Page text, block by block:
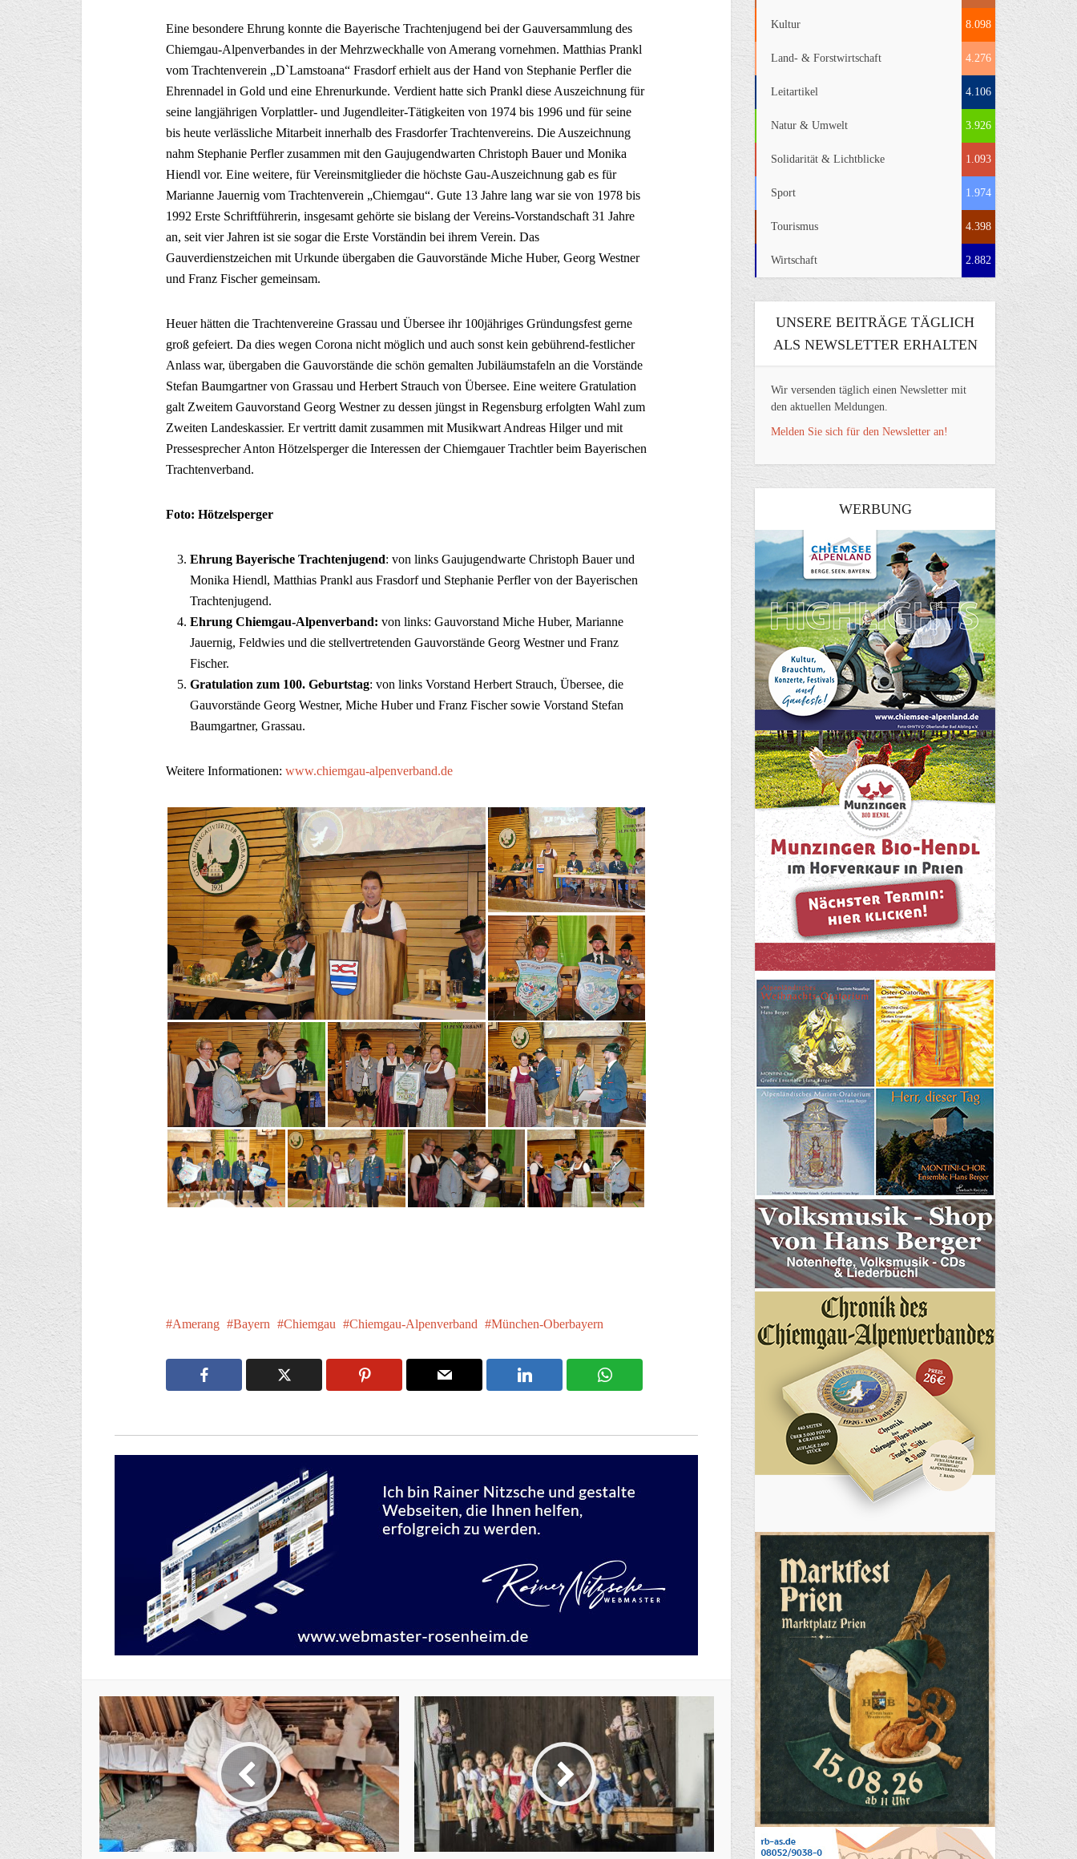
Eine besondere Ehrung konnte die Bayerische Trachtenjugend bei der Gauversammlung des
Chiemgau-Alpenverbandes in der Mehrzweckhalle von Amerang vornehmen. Matthias Prankl
vom Trachtenverein „D`Lamstoana“ Frasdorf erhielt aus der Hand von Stephanie Perfler die
Ehrennadel in Gold und eine Ehrenurkunde. Verdient hatte sich Prankl diese Auszeichnung für
seine langjährigen Vorplattler- und Jugendleiter-Tätigkeiten von 1974 bis 1996 und für seine
bis heute verlässliche Mitarbeit innerhalb des Frasdorfer Trachtenvereins. Die Auszeichnung
nahm Stephanie Perfler zusammen mit den Gaujugendwarten Christoph Bauer und Monika
Hiendl vor. Eine weitere, für Vereinsmitglieder die höchste Gau-Auszeichnung gab es für
Marianne Jauernig vom Trachtenverein „Chiemgau“. Gute 13 Jahre lang war sie von 1978 bis
1992 Erste Schriftführerin, insgesamt gehörte sie bislang der Vereins-Vorstandschaft 31 Jahre
an, seit vier Jahren ist sie sogar die Erste Vorständin bei ihrem Verein. Das
Gauverdienstzeichen mit Urkunde übergaben die Gauvorstände Miche Huber, Georg Westner
und Franz Fischer gemeinsam.
Heuer hätten die Trachtenvereine Grassau und Übersee ihr 100jähriges Gründungsfest gerne
groß gefeiert. Da dies wegen Corona nicht möglich und auch sonst kein gebührend-festlicher
Anlass war, übergaben die Gauvorstände die schön gemalten Jubiläumstafeln an die Vorstände
Stefan Baumgartner von Grassau und Herbert Strauch von Übersee. Eine weitere Gratulation
galt Zweitem Gauvorstand Georg Westner zu dessen jüngst in Regensburg erfolgten Wahl zum
Zweiten Landeskassier. Er vertritt damit zusammen mit Musikwart Andreas Hilger und mit
Pressesprecher Anton Hötzelsperger die Interessen der Chiemgauer Trachtler beim Bayerischen
Trachtenverband.
Foto: Hötzelsperger
Ehrung Bayerische Trachtenjugend: von links Gaujugendwarte Christoph Bauer und
Monika Hiendl, Matthias Prankl aus Frasdorf und Stephanie Perfler von der Bayerischen
Trachtenjugend.
Ehrung Chiemgau-Alpenverband: von links: Gauvorstand Miche Huber, Marianne
Jauernig, Feldwies und die stellvertretenden Gauvorstände Georg Westner und Franz
Fischer.
Gratulation zum 100. Geburtstag: von links Vorstand Herbert Strauch, Übersee, die
Gauvorstände Georg Westner, Miche Huber und Franz Fischer sowie Vorstand Stefan
Baumgartner, Grassau.
Weitere Informationen: www.chiemgau-alpenverband.de
Amerang Bayern Chiemgau Chiemgau-Alpenverband München-Oberbayern
Kultur 8.098
Land- & Forstwirtschaft 4.276
Leitartikel 4.106
Natur & Umwelt 3.926
Solidarität & Lichtblicke 1.093
Sport 1.974
Tourismus 4.398
Wirtschaft 2.882
UNSERE BEITRÄGE TÄGLICH
ALS NEWSLETTER ERHALTEN
Wir versenden täglich einen Newsletter mit
den aktuellen Meldungen.
Melden Sie sich für den Newsletter an!
WERBUNG